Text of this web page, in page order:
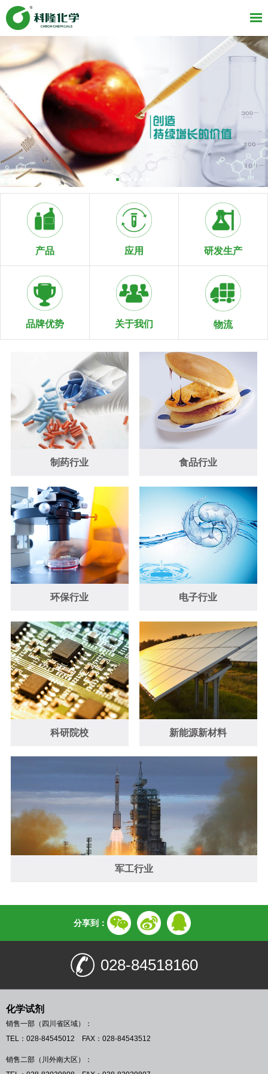
产品 应用 研发生产
品牌优势 关于我们 物流
制药行业 食品行业
环保行业 电子行业
科研院校 新能源新材料
军工行业
分享到：
028-84518160
化学试剂
销售一部（四川省区域）：
TEL：028-84545012 FAX：028-84543512
销售二部（川外南大区）：